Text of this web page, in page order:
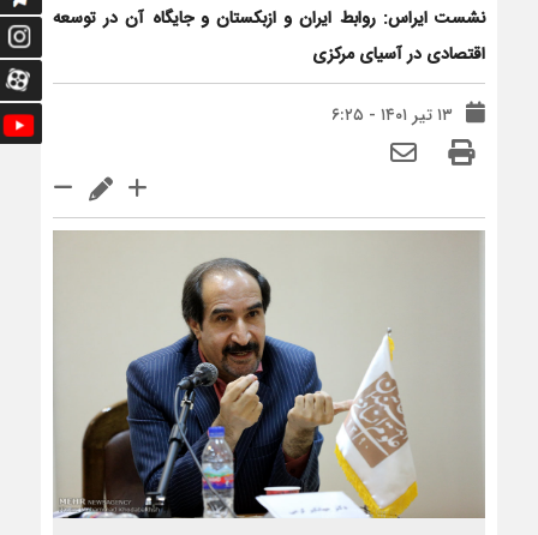
نشست ایراس: روابط ایران و ازبکستان و جایگاه آن در توسعه
اقتصادی در آسیای مرکزی
۱۳ تیر ۱۴۰۱ - ۶:۲۵